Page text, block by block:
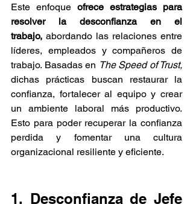
Este enfoque ofrece estrategias para
resolver la desconfianza en el
trabajo, abordando las relaciones entre
líderes, empleados y compañeros de
trabajo. Basadas en
dichas prácticas buscan restaurar la
confianza, fortalecer al equipo y crear
un ambiente laboral más productivo.
Esto para poder recuperar la confianza
perdida y fomentar una cultura
organizacional resiliente y eficiente.
1. Desconfianza de Jefe